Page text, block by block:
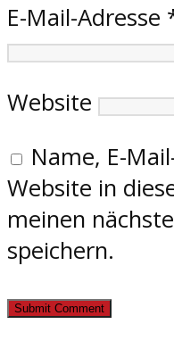
E-Mail-Adresse
Website
Name, E-
Website in
meinen
speichern.